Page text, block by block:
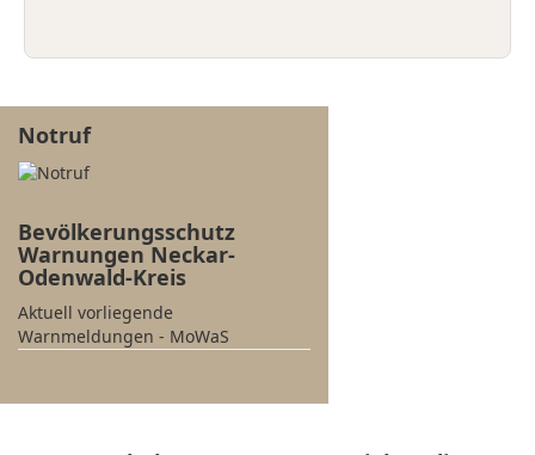
Notruf
Bevölkerungsschutz
Warnungen Neckar-
Odenwald-Kreis
Aktuell vorliegende
Warnmeldungen - MoWaS